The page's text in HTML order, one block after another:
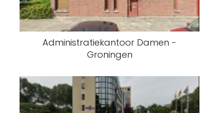
Administratiekantoor Damen -
Groningen